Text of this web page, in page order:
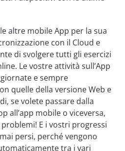
altre mobile App per la sua
con il Cloud e
di svolgere tutti gli esercizi
Le vostre attività sull’App
e sempre
quelle della versione Web e
se volete passare dalla
all’app mobile o viceversa,
E i vostri progressi
persi, perché vengono
tra i vari